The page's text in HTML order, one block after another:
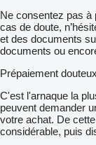
Ne consentez pas à
cas de doute,
et des documents
documents ou
Prépaiement douteux
C'est l'arnaque la
peuvent demander
votre achat. De
considérable, puis